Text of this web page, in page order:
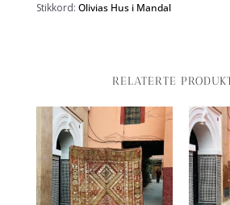
Stikkord: Olivias Hus i Mandal
RELATERTE